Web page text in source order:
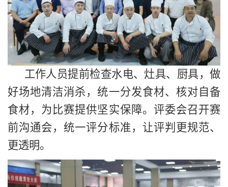
工作人员提前检查水电、灶具、厨具，做
好场地清洁消杀，统一分发食材、核对自备
食材，为比赛提供坚实保障。评委会召开赛
前沟通会，统一评分标准，让评判更规范、
更透明。